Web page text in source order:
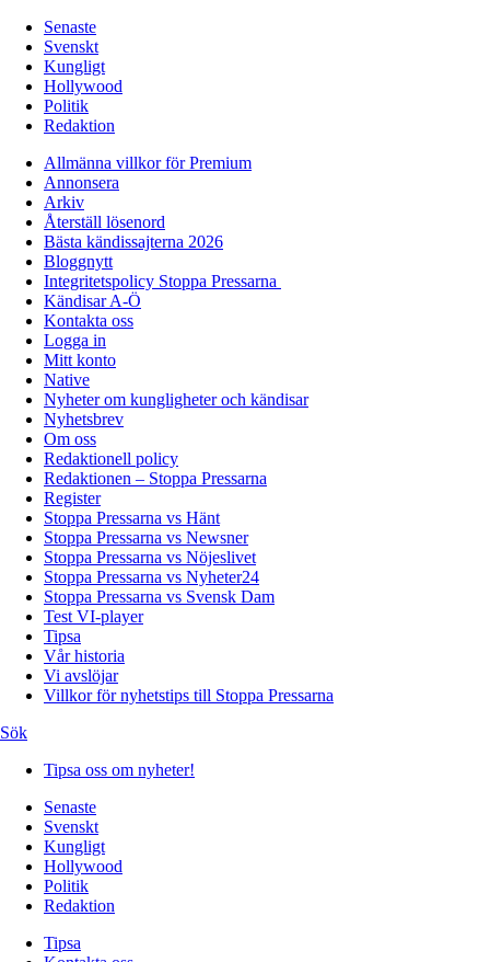
Senaste
Svenskt
Kungligt
Hollywood
Politik
Redaktion
Allmänna villkor för Premium
Annonsera
Arkiv
Återställ lösenord
Bästa kändissajterna 2026
Bloggnytt
Integritetspolicy Stoppa Pressarna
Kändisar A-Ö
Kontakta oss
Logga in
Mitt konto
Native
Nyheter om kungligheter och kändisar
Nyhetsbrev
Om oss
Redaktionell policy
Redaktionen – Stoppa Pressarna
Register
Stoppa Pressarna vs Hänt
Stoppa Pressarna vs Newsner
Stoppa Pressarna vs Nöjeslivet
Stoppa Pressarna vs Nyheter24
Stoppa Pressarna vs Svensk Dam
Test VI-player
Tipsa
Vår historia
Vi avslöjar
Villkor för nyhetstips till Stoppa Pressarna
Sök
Tipsa oss om nyheter!
Senaste
Svenskt
Kungligt
Hollywood
Politik
Redaktion
Tipsa